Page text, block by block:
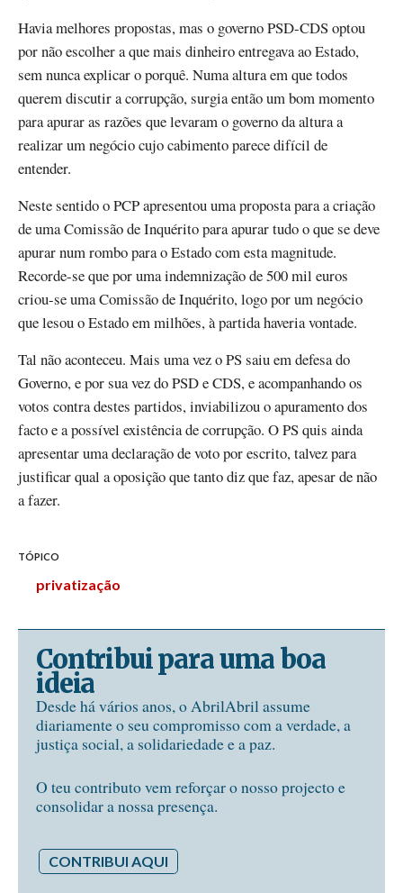
Havia melhores propostas, mas o governo PSD-CDS optou
por não escolher a que mais dinheiro entregava ao Estado,
sem nunca explicar o porquê. Numa altura em que todos
querem discutir a corrupção, surgia então um bom momento
para apurar as razões que levaram o governo da altura a
realizar um negócio cujo cabimento parece difícil de
entender.
Neste sentido o PCP apresentou uma proposta para a criação
de uma Comissão de Inquérito para apurar tudo o que se deve
apurar num rombo para o Estado com esta magnitude.
Recorde-se que por uma indemnização de 500 mil euros
criou-se uma Comissão de Inquérito, logo por um negócio
que lesou o Estado em milhões, à partida haveria vontade.
Tal não aconteceu. Mais uma vez o PS saiu em defesa do
Governo, e por sua vez do PSD e CDS, e acompanhando os
votos contra destes partidos, inviabilizou o apuramento dos
facto e a possível existência de corrupção. O PS quis ainda
apresentar uma declaração de voto por escrito, talvez para
justificar qual a oposição que tanto diz que faz, apesar de não
a fazer.
TÓPICO
privatização
Contribui para uma boa
ideia
Desde há vários anos, o AbrilAbril assume
diariamente o seu compromisso com a verdade, a
justiça social, a solidariedade e a paz.
O teu contributo vem reforçar o nosso projecto e
consolidar a nossa presença.
CONTRIBUI AQUI